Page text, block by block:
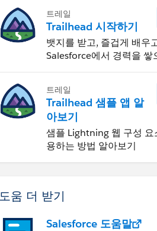
트레일
Trailhead 시작하기
뱃지를 받고, 즐겁게 배우
Salesforce에서 경력을 쌓
트레일
Trailhead 샘플 앱 알
아보기
샘플 Lightning 웹 구성 요
용하는 방법 알아보기
도움 더 받기
Salesforce 도움말